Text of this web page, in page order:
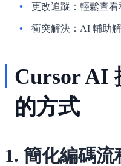
更改追蹤 ：輕鬆查
衝突解決 ：AI 輔助
Cursor AI
的方式
1. 簡化編碼流